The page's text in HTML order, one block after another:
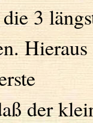
3
Hieraus
der